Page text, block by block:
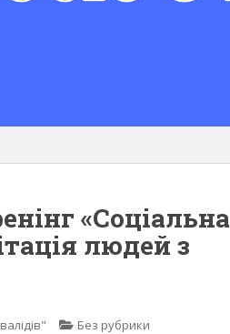
«Соціальна
людей з
Без рубрики